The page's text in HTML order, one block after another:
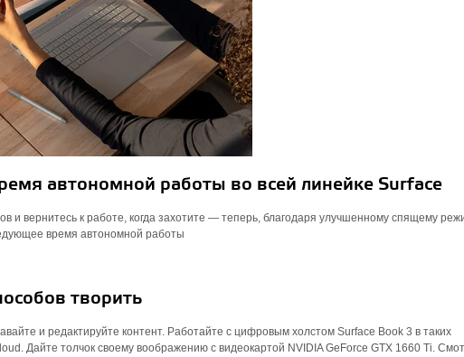
автономной работы во всей линейке Surface
и вернитесь к работе, когда захотите — теперь, благодаря улучшенному спящему
время автономной работы
творить
и редактируйте контент. Работайте с цифровым холстом Surface Book 3 в таких
Дайте толчок своему воображению с видеокартой NVIDIA GeForce GTX 1660 Ti.